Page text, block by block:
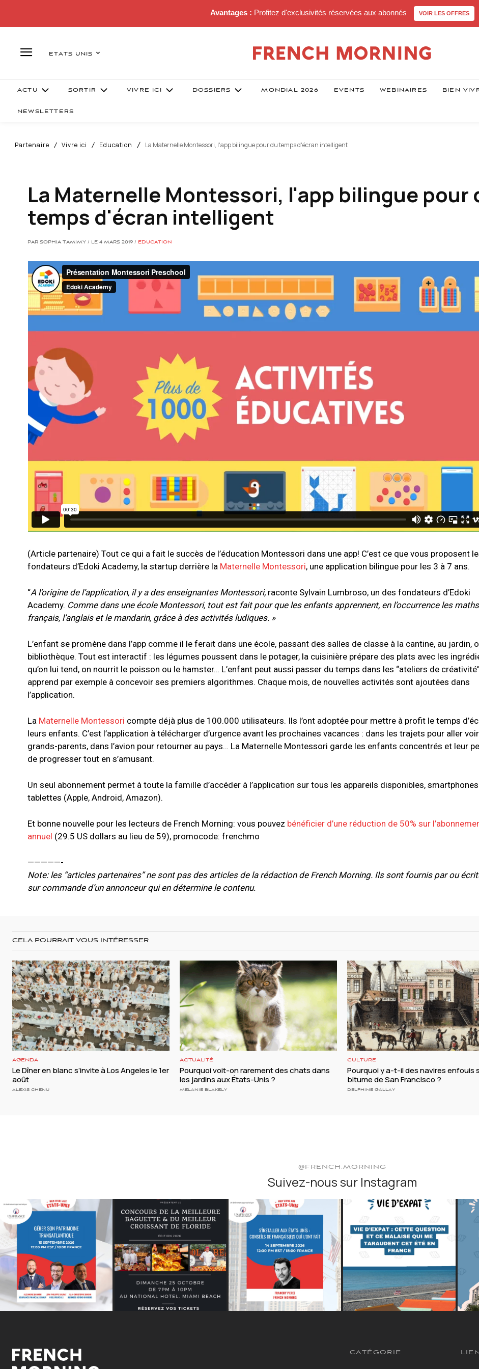
Avantages : Profitez d'exclusivités réservées aux abonnés VOIR LES OFFRES
ETATS UNIS
ACTU SORTIR VIVRE ICI DOSSIERS MONDIAL 2026 EVENTS WEBINAIRES BIEN
NEWSLETTERS
Partenaire Vivre ici Education La Maternelle Montessori, l'app bilingue pour du temps d'écran intelligent
La Maternelle Montessori, l'app bilingue pour
temps d'écran intelligent
PAR SOPHIA TAMIMY / LE 4 MARS 2019 / EDUCATION
(Article partenaire) Tout ce qui a fait le succès de l’éducation Montessori dans une app! C’est ce que vous proposent
fondateurs d’Edoki Academy, la startup derrière la Maternelle Montessori, une application bilingue pour les 3 à 7 ans.
“A l’origine de l’application, il y a des enseignantes Montessori, raconte Sylvain Lumbroso, un des fondateurs d’Edoki
Academy. Comme dans une école Montessori, tout est fait pour que les enfants apprennent, en l’occurrence les
français, l’anglais et le mandarin, grâce à des activités ludiques. »
L’enfant se promène dans l’app comme il le ferait dans une école, passant des salles de classe à la cantine, au jardin,
bibliothèque. Tout est interactif : les légumes poussent dans le potager, la cuisinière prépare des plats avec les
qu’on lui tend, on nourrit le poisson ou le hamster… L’enfant peut aussi passer du temps dans les “ateliers de
apprend par exemple à concevoir ses premiers algorithmes. Chaque mois, de nouvelles activités sont ajoutées dans
l’application.
La Maternelle Montessori compte déjà plus de 100.000 utilisateurs. Ils l’ont adoptée pour mettre à profit le temps
leurs enfants. C’est l’application à télécharger d’urgence avant les prochaines vacances : dans les trajets pour aller
grands-parents, dans l’avion pour retourner au pays… La Maternelle Montessori garde les enfants concentrés et leur
de progresser tout en s’amusant.
Un seul abonnement permet à toute la famille d’accéder à l’application sur tous les appareils disponibles,
tablettes (Apple, Android, Amazon).
Et bonne nouvelle pour les lecteurs de French Morning: vous pouvez bénéficier d’une réduction de 50% sur
annuel (29.5 US dollars au lieu de 59), promocode: frenchmo
—————-
Note: les “articles partenaires” ne sont pas des articles de la rédaction de French Morning. Ils sont fournis par ou
sur commande d’un annonceur qui en détermine le contenu.
CELA POURRAIT VOUS INTÉRESSER
AGENDA
Le Dîner en blanc s’invite à Los Angeles le 1er
août
ALEXIS CHENU
ACTUALITÉ
Pourquoi voit-on rarement des chats dans
les jardins aux États-Unis ?
MELANIE BLAKELY
CULTURE
Pourquoi y a-t-il des navires enfouis
bitume de San Francisco ?
DELPHINE GALLAY
@FRENCH.MORNING
Suivez-nous sur Instagram
CATÉGORIE